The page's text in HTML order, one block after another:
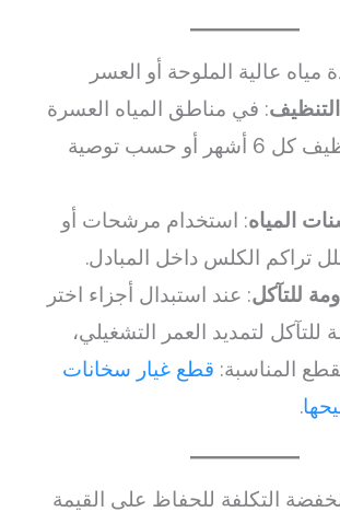
مياه عالية الملوحة أو العسر
: في مناطق المياه العسرة
يوصى بالتنظيف كل 6 أشهر أو حسب توصية
المياه: استخدام مرشحات أو
تراكم الكلس داخل المبادل.
للتآكل: عند استبدال أجزاء اختر
للتآكل لتمديد العمر التشغيلي،
المناسبة: قطع غيار سخانات
.
التكلفة للحفاظ على القيمة